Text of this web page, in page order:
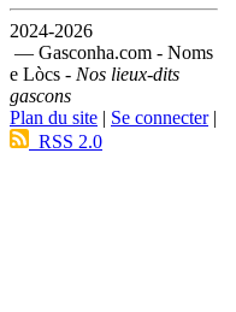
2024-2026
— Gasconha.com - Noms
e Lòcs - Nos lieux-dits
gascons
Plan du site | Se connecter|
RSS 2.0